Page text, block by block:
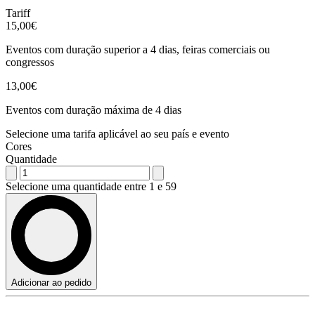
Tariff
15,00€
Eventos com duração superior a 4 dias, feiras comerciais ou
congressos
13,00€
Eventos com duração máxima de 4 dias
Selecione uma tarifa aplicável ao seu país e evento
Cores
Quantidade
Selecione uma quantidade entre 1 e 59
Adicionar ao pedido